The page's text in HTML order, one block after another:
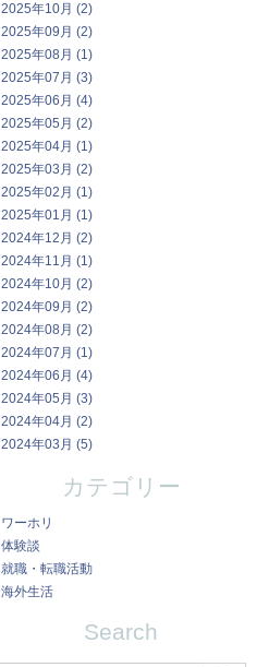
2025年10月 (2)
2025年09月 (2)
2025年08月 (1)
2025年07月 (3)
2025年06月 (4)
2025年05月 (2)
2025年04月 (1)
2025年03月 (2)
2025年02月 (1)
2025年01月 (1)
2024年12月 (2)
2024年11月 (1)
2024年10月 (2)
2024年09月 (2)
2024年08月 (2)
2024年07月 (1)
2024年06月 (4)
2024年05月 (3)
2024年04月 (2)
2024年03月 (5)
カテゴリー
ワーホリ
体験談
就職・転職活動
海外生活
Search